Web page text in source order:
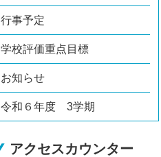
行事予定
学校評価重点目標
お知らせ
令和６年度 3学期
アクセスカウンター